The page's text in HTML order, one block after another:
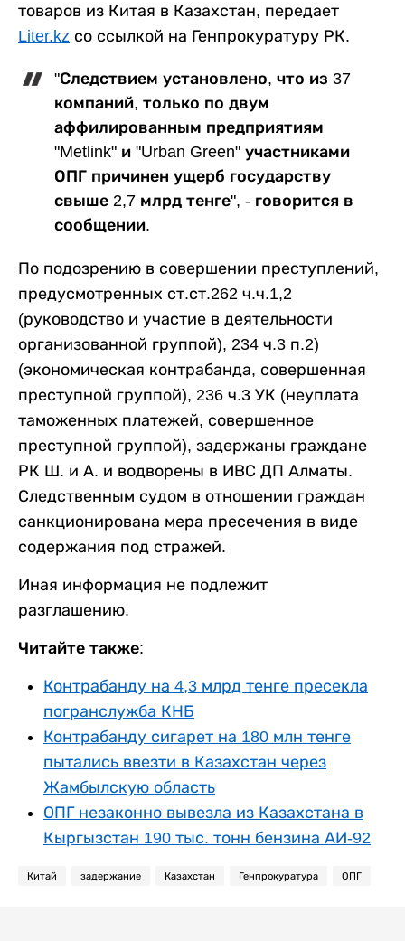
товаров из Китая в Казахстан, передает
Liter.kz со ссылкой на Генпрокуратуру РК.
"Следствием установлено, что из 37
компаний, только по двум
аффилированным предприятиям
"Metlink" и "Urban Green" участниками
ОПГ причинен ущерб государству
свыше 2,7 млрд тенге", - говорится в
сообщении.
По подозрению в совершении преступлений,
предусмотренных ст.ст.262 ч.ч.1,2
(руководство и участие в деятельности
организованной группой), 234 ч.3 п.2)
(экономическая контрабанда, совершенная
преступной группой), 236 ч.3 УК (неуплата
таможенных платежей, совершенное
преступной группой), задержаны граждане
РК Ш. и А. и водворены в ИВС ДП Алматы.
Следственным судом в отношении граждан
санкционирована мера пресечения в виде
содержания под стражей.
Иная информация не подлежит
разглашению.
Читайте также:
Контрабанду на 4,3 млрд тенге пресекла
погранслужба КНБ
Контрабанду сигарет на 180 млн тенге
пытались ввезти в Казахстан через
Жамбылскую область
ОПГ незаконно вывезла из Казахстана в
Кыргызстан 190 тыс. тонн бензина АИ-92
Китай задержание Казахстан Генпрокуратура ОПГ